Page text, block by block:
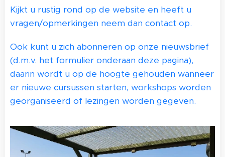
Kijkt u rustig rond op de website en heeft u
vragen/opmerkingen neem dan contact op.
Ook kunt u zich abonneren op onze nieuwsbrief
(d.m.v. het formulier onderaan deze pagina),
daarin wordt u op de hoogte gehouden wanneer
er nieuwe cursussen starten, workshops worden
georganiseerd of lezingen worden gegeven.